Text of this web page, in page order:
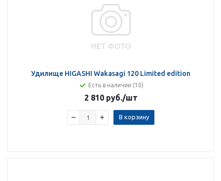
Удилище HIGASHI Wakasagi 120 Limited edition
Есть в наличии (10)
2 810 руб./шт
В корзину